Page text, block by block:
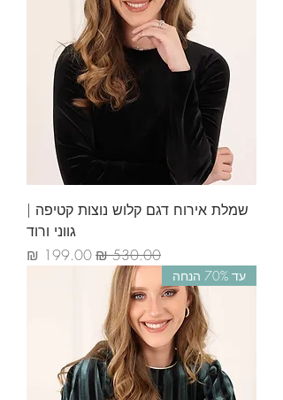
שמלת אירוח דגם קלוש נוצות קטיפה |
גווני ורוד
מחיר רגיל מחיר מבצע
עד 70% הנחה